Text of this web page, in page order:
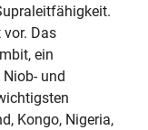
Das
ein
und
Kongo, Nigeria,